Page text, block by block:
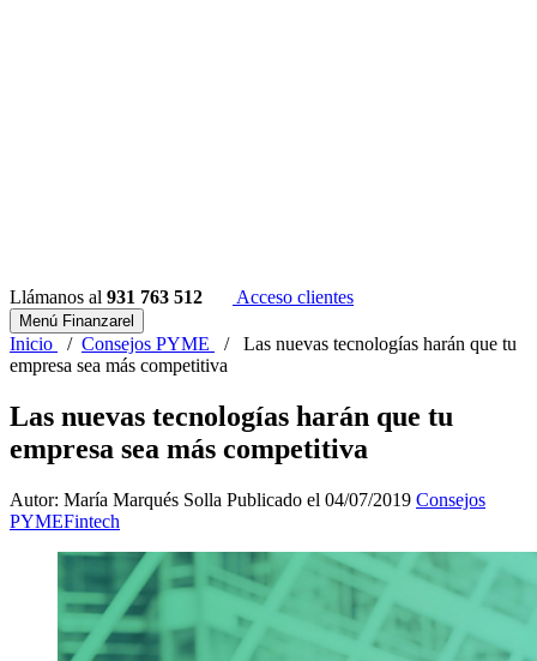
Llámanos al 931 763 512 Acceso clientes
Menú Finanzarel
Inicio / Consejos PYME / Las nuevas tecnologías harán que tu
empresa sea más competitiva
Las nuevas tecnologías harán que tu
empresa sea más competitiva
Autor: María Marqués Solla Publicado el 04/07/2019 Consejos
PYMEFintech